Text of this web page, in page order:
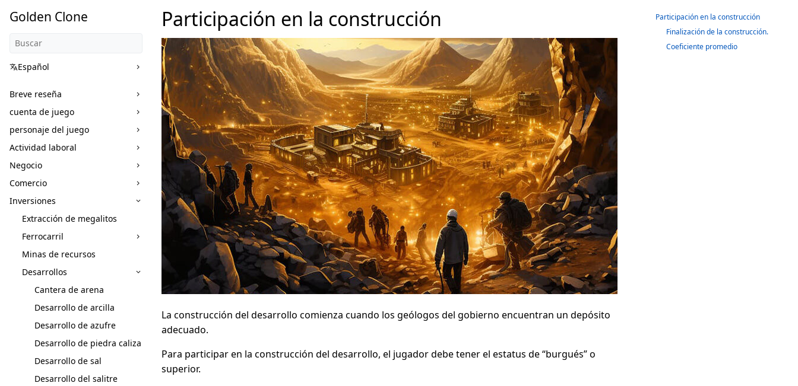
Golden Clone
Español
Breve reseña
cuenta de juego
personaje del juego
Actividad laboral
Negocio
Comercio
Inversiones
Extracción de megalitos
Ferrocarril
Minas de recursos
Desarrollos
Cantera de arena
Desarrollo de arcilla
Desarrollo de azufre
Desarrollo de piedra caliza
Desarrollo de sal
Desarrollo del salitre
Participación en la construcción
La construcción del desarrollo comienza cuando los geólogos del gobierno encuentran un depósito
adecuado.
Para participar en la construcción del desarrollo, el jugador debe tener el estatus de “burgués” o
superior.
Participación en la construcción
Finalización de la construcción.
Coeficiente promedio